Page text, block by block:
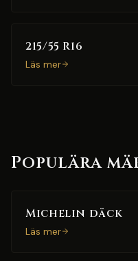
215/55 R16
Läs mer
Populära
Michelin däck
Läs mer